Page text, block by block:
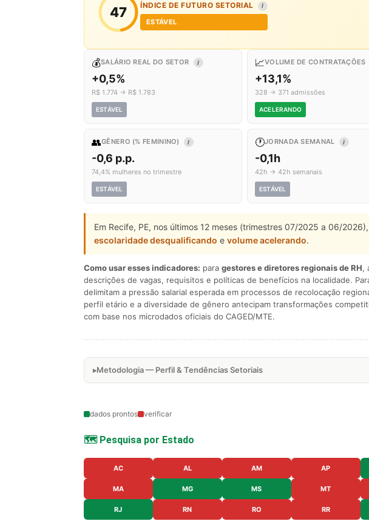
47 ÍNDICE DE FUTURO SETORIAL I
ESTÁVEL
💰SALÁRIO REAL DO SETOR I
+0,5%
R$ 1.774 → R$ 1.783
ESTÁVEL
📈VOLUME DE CONTRATAÇÕES
+13,1%
328 → 371 admissões
ACELERANDO
👥GÊNERO (% FEMININO) I
-0,6 p.p.
74,4% mulheres no trimestre
ESTÁVEL
🕐JORNADA SEMANAL I
-0,1h
42h → 42h semanais
ESTÁVEL
Em Recife, PE, nos últimos 12 meses (trimestres 07/2025 a 06/
escolaridade desqualificando e volume acelerando.
Como usar esses indicadores: para gestores e diretores regionais de RH,
descrições de vagas, requisitos e políticas de benefícios na localidade.
delimitam a pressão salarial esperada em processos de recolocação
perfil etário e a diversidade de gênero antecipam transformações
com base nos microdados oficiais do CAGED/MTE.
Metodologia — Perfil & Tendências Setoriais
dados prontos verificar
🗺️ Pesquisa por Estado
AC AL AM AP
MA MG MS MT
RJ RN RO RR